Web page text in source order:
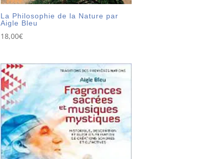
La Philosophie de la Nature par
Aigle Bleu
18,00€